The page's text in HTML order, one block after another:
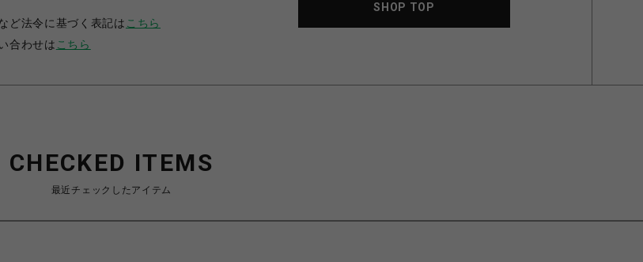
ど法令に基づく表記は こちら
合わせは こちら
SHOP TOP
CHECKED ITEMS
最近チェックしたアイテム